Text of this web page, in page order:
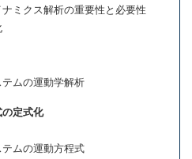
クス解析の重要性と必要性
ムの運動学解析
の定式化
ムの運動方程式